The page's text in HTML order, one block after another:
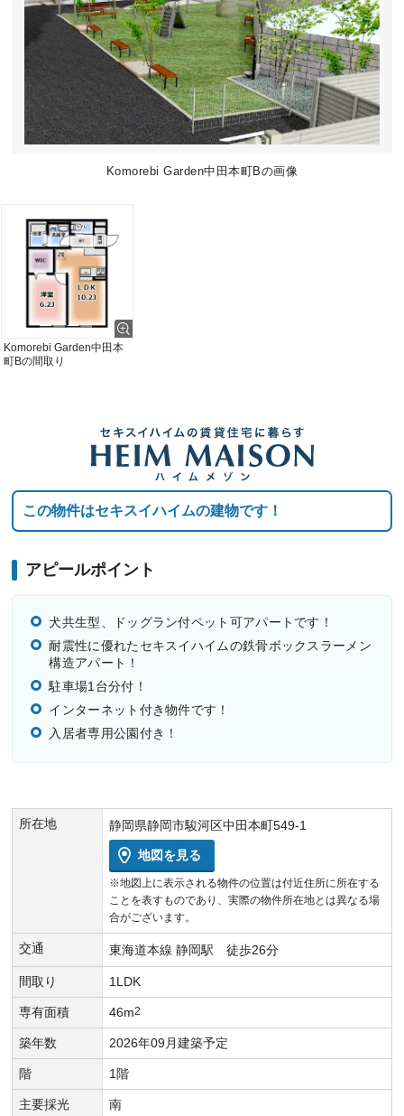
Komorebi Garden中田本町Bの画像
Komorebi Garden中田本
町Bの間取り
この物件はセキスイハイムの建物です！
アピールポイント
犬共生型、ドッグラン付ペット可アパートです！
耐震性に優れたセキスイハイムの鉄骨ボックスラーメン
構造アパート！
駐車場1台分付！
インターネット付き物件です！
入居者専用公園付き！
所在地 静岡県静岡市駿河区中田本町549-1
地図を見る
※地図上に表示される物件の位置は付近住所に所在する
ことを表すものであり、実際の物件所在地とは異なる場
合がございます。
交通 東海道本線 静岡駅 徒歩26分
間取り 1LDK
専有面積 46m2
築年数 2026年09月建築予定
階 1階
主要採光 南